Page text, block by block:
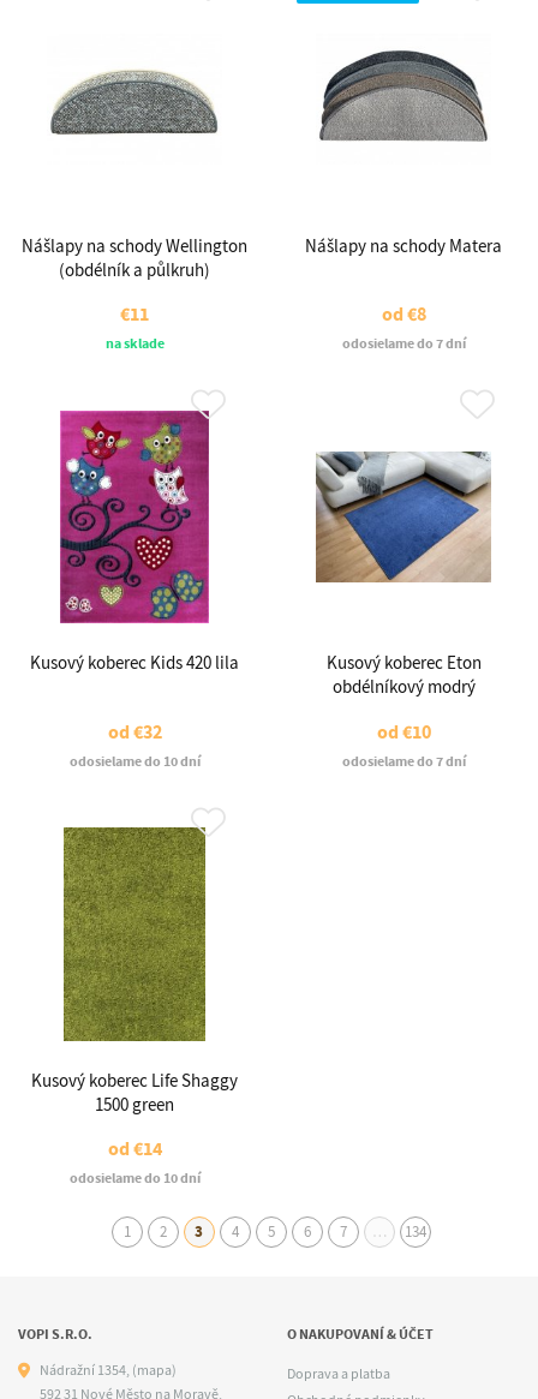
Nášlapy na schody Wellington
(obdélník a půlkruh)
€11
na sklade
Nášlapy na schody Matera
od€8
odosielame do 7 dní
Kusový koberec Kids 420 lila
od€32
odosielame do 10 dní
Kusový koberec Eton
obdélníkový modrý
od€10
odosielame do 7 dní
Kusový koberec Life Shaggy
1500 green
od€14
odosielame do 10 dní
1 2 3 4 5 6 7 … 134
VOPI S.R.O.
Nádražní 1354, (mapa)
592 31 Nové Město na Moravě,
O NAKUPOVANÍ & ÚČET
Doprava a platba